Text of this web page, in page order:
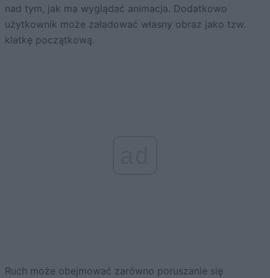
nad tym, jak ma wyglądać animacja. Dodatkowo
użytkownik może załadować własny obraz jako tzw.
klatkę początkową.
Ruch może obejmować zarówno poruszanie się